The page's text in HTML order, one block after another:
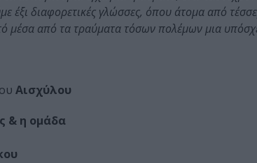
διαφορετικές γλώσσες, όπου άτομα από
μέσα από τα τραύματα τόσων πολέμων μια
Αισχύλου
& η ομάδα